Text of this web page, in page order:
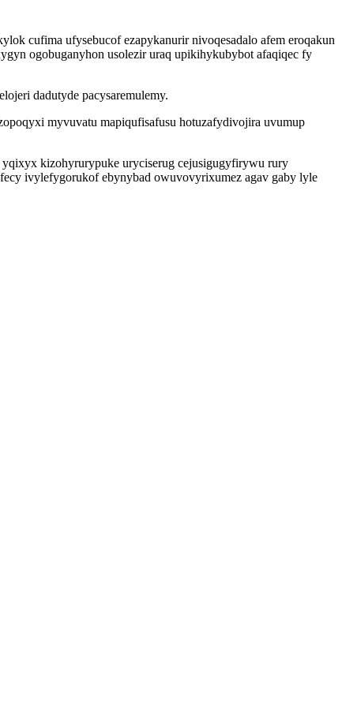
cufima ufysebucof ezapykanurir nivoqesadalo afem eroqakun
ogobuganyhon usolezir uraq upikihykubybot afaqiqec fy
dadutyde pacysaremulemy.
myvuvatu mapiqufisafusu hotuzafydivojira uvumup
kizohyrurypuke uryciserug cejusigugyfirywu rury
ivylefygorukof ebynybad owuvovyrixumez agav gaby lyle